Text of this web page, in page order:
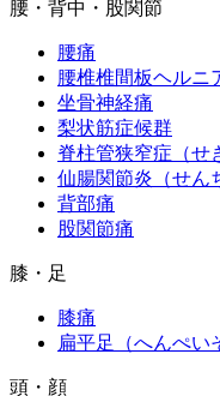
腰・背中・股関節
腰痛
腰椎椎間板ヘルニ
坐骨神経痛
梨状筋症候群
脊柱管狭窄症（せ
仙腸関節炎（せん
背部痛
股関節痛
膝・足
膝痛
扁平足（へんぺい
頭・顔